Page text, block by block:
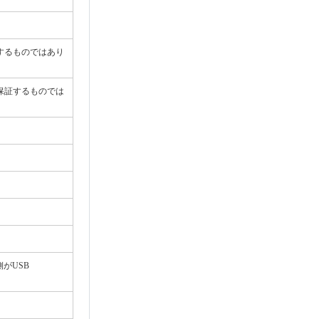
ものではあり
証するものでは
がUSB